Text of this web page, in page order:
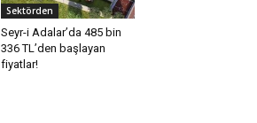
Sektörden
Seyr-i Adalar’da 485 bin
336 TL’den başlayan
fiyatlar!